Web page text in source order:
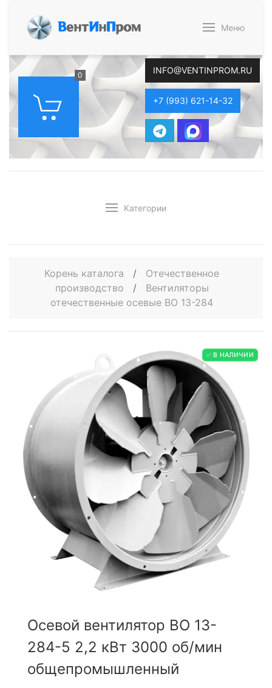
ВентИнПром Меню
0 INFO@VENTINPROM.RU
+7 (993) 621-14-32
Категории
Корень каталога /
Отечественное
производство
/
Вентиляторы
отечественные осевые ВО 13-284
✅ В НАЛИЧИИ
Осевой вентилятор ВО 13-
284-5 2,2 кВт 3000 об/мин
общепромышленный